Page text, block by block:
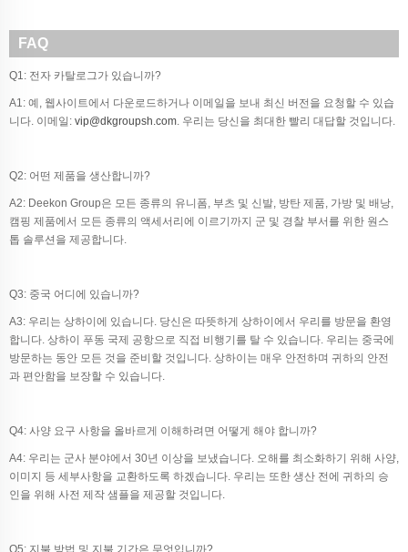
FAQ
Q1: 전자 카탈로그가 있습니까?
A1: 예, 웹사이트에서 다운로드하거나 이메일을 보내 최신 버전을 요청할 수 있습
니다. 이메일: vip@dkgroupsh.com. 우리는 당신을 최대한 빨리 대답할 것입니다.
Q2: 어떤 제품을 생산합니까?
A2: Deekon Group은 모든 종류의 유니폼, 부츠 및 신발, 방탄 제품, 가방 및 배낭,
캠핑 제품에서 모든 종류의 액세서리에 이르기까지 군 및 경찰 부서를 위한 원스
톱 솔루션을 제공합니다.
Q3: 중국 어디에 있습니까?
A3: 우리는 상하이에 있습니다. 당신은 따뜻하게 상하이에서 우리를 방문을 환영
합니다. 상하이 푸동 국제 공항으로 직접 비행기를 탈 수 있습니다. 우리는 중국에
방문하는 동안 모든 것을 준비할 것입니다. 상하이는 매우 안전하며 귀하의 안전
과 편안함을 보장할 수 있습니다.
Q4: 사양 요구 사항을 올바르게 이해하려면 어떻게 해야 합니까?
A4: 우리는 군사 분야에서 30년 이상을 보냈습니다. 오해를 최소화하기 위해 사양,
이미지 등 세부사항을 교환하도록 하겠습니다. 우리는 또한 생산 전에 귀하의 승
인을 위해 사전 제작 샘플을 제공할 것입니다.